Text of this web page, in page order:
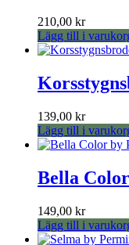
kan
210,00 kr
Lägg till i
139,00 kr
Lägg till i
Bella
149,00 kr
Lägg till i